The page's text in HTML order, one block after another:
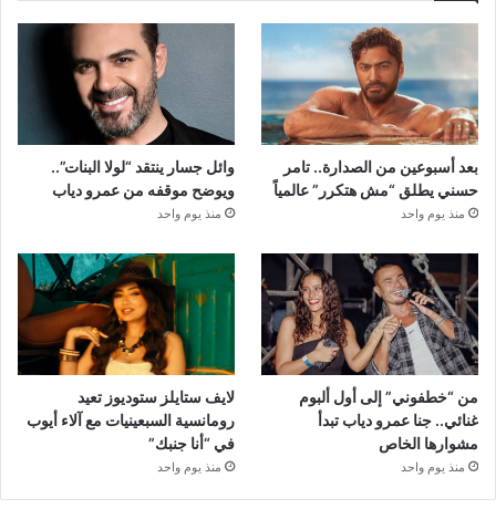
بعد أسبوعين من الصدارة.. تامر
حسني يطلق “مش هتكرر” عالمياً
منذ يوم واحد
وائل جسار ينتقد “لولا البنات”..
ويوضح موقفه من عمرو دياب
منذ يوم واحد
من “خطفوني” إلى أول ألبوم
غنائي.. جنا عمرو دياب تبدأ
مشوارها الخاص
منذ يوم واحد
لايف ستايلز ستوديوز تعيد
رومانسية السبعينيات مع آلاء أيوب
في “أنا جنبك”
منذ يوم واحد